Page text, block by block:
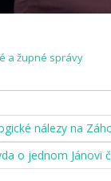
a župné správy
nálezy na
o jednom Jánovi